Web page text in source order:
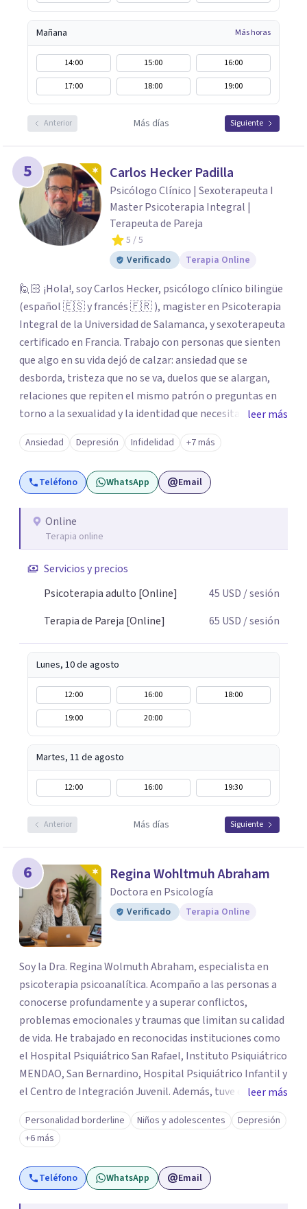
Mañana Más horas
14:00 15:00
16:00
17:00
18:00 19:00
Anterior Más días Siguiente
5 Carlos Hecker Padilla
Psicólogo Clínico | Sexoterapeuta I
Master Psicoterapia Integral |
Terapeuta de Pareja
5 / 5
Verificado
Terapia Online
🙋🏻 ¡Hola!, soy Carlos Hecker, psicólogo clínico bilingüe
(español 🇪🇸 y francés 🇫🇷 ), magister en Psicoterapia
Integral de la Universidad de Salamanca, y sexoterapeuta
certificado en Francia. Trabajo con personas que sienten
que algo en su vida dejó de calzar: ansiedad que se
desborda, tristeza que no se va, duelos que se alargan,
relaciones que repiten el mismo patrón o preguntas en
torno a la sexualidad y la identidad que necesitan un
espacio seguro para ser habladas. Mi orientación teórica
integra una mirada Humanista-Relacional con Terapia
Breve, donde el modo en que te vinculas ocupa un lugar
central: cómo te relacionas contigo, con las demás
psicoterapia, cuento con especialización en sexoterapia,
por lo que también acompaño temas de salud sexual,
dificultades en el deseo, intimidad, orientación o
identidad. Busco que el espacio terapéutico sea un lugar
respeto y libertad. Trabajo con objetivos claros y
realistas, sin fórmulas rígidas: combinamos profundidad
emocional con una mirada práctica sobre tu vida diaria.
leer más
Ansiedad Depresión Infidelidad +7 más
Teléfono WhatsApp Email
Online
Terapia online
Servicios y precios
Psicoterapia adulto [Online]
45 USD / sesión
Terapia de Pareja [Online]
65 USD / sesión
Lunes, 10 de agosto
12:00 16:00
18:00
19:00
20:00
Martes, 11 de agosto
12:00 16:00 19:30
Anterior Más días Siguiente
6 Regina Wohltmuh Abraham
Doctora en Psicología
Verificado Terapia Online
Soy la Dra. Regina Wolmuth Abraham, especialista en
psicoterapia psicoanalítica. Acompaño a las personas a
conocerse profundamente y a superar conflictos,
problemas emocionales y traumas que limitan su calidad
de vida. He trabajado en reconocidas instituciones como
el Hospital Psiquiátrico San Rafael, Instituto Psiquiátrico
MENDAO, San Bernardino, Hospital Psiquiátrico Infantil y
el Centro de Integración Juvenil. Además, tuve el
privilegio de colaborar en comunidades como Olivar del
Conde y Xochimilco, lo que me permitió conocer diversas
realidades y necesidades.
leer más
Personalidad borderline Niños y adolescentes
Depresión
+6 más
Teléfono WhatsApp Email